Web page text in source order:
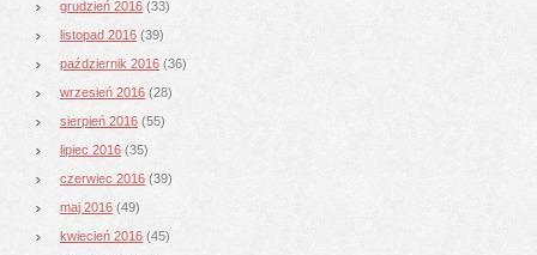
grudzień 2016 (33)
listopad 2016 (39)
październik 2016 (36)
wrzesień 2016 (28)
sierpień 2016 (55)
lipiec 2016 (35)
czerwiec 2016 (39)
maj 2016 (49)
kwiecień 2016 (45)